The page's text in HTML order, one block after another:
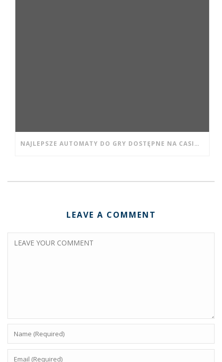
NAJLEPSZE AUTOMATY DO GRY DOSTĘPNE NA CASINO WISHWIN DLA POCZĄTKUJĄCYCH
LEAVE A COMMENT